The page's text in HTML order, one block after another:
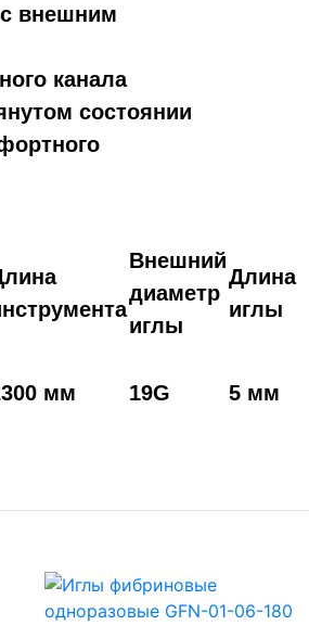
с внешним
канала
состоянии
Внешний
диаметр
иглы
Длина
иглы
мм 19G 5 мм